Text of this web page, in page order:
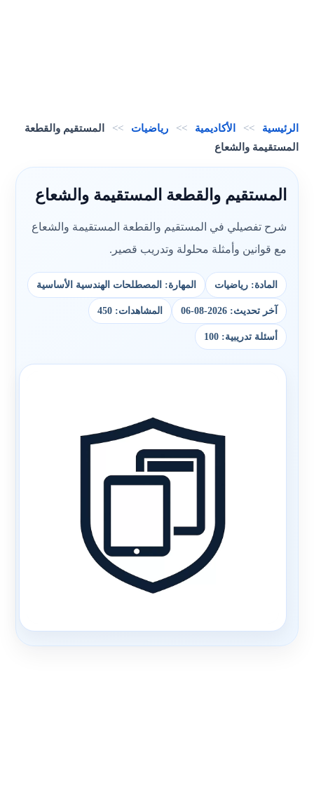
الرئيسية >> الأكاديمية >> رياضيات >>
المستقيم والقطعة
المستقيمة والشعاع
المستقيم والقطعة المستقيمة والشعاع
شرح تفصيلي في المستقيم والقطعة المستقيمة والشعاع
مع قوانين وأمثلة محلولة وتدريب قصير.
المادة: رياضيات المهارة: المصطلحات الهندسية الأساسية
آخر تحديث: 2026-08-06 المشاهدات: 450
أسئلة تدريبية: 100